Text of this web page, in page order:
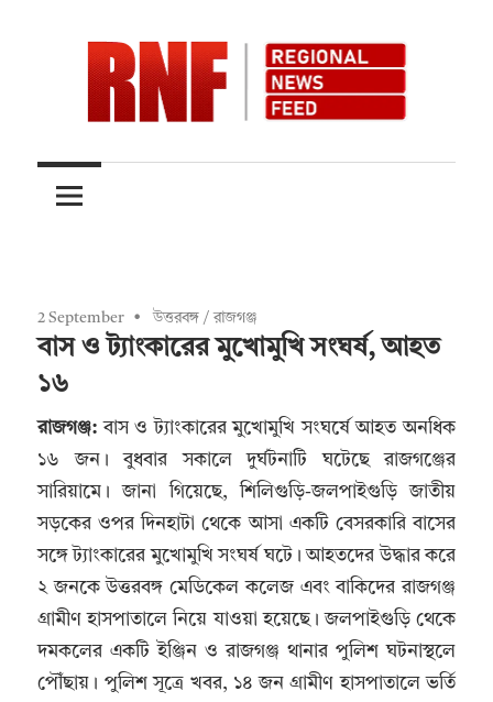
content
RNFnews.in
over
Quantity
2 September উত্তরবঙ্গ /রাজগঞ্জ
বাস ও ট্যাংকারের মুখোমুখি সংঘর্ষ, আহত
১৬
রাজগঞ্জ: বাস ও ট্যাংকারের মুখোমুখি সংঘর্ষে আহত অনধিক
১৬ জন। বুধবার সকালে দুর্ঘটনাটি ঘটেছে রাজগঞ্জের
সারিয়ামে। জানা গিয়েছে, শিলিগুড়ি-জলপাইগুড়ি জাতীয়
সড়কের ওপর দিনহাটা থেকে আসা একটি বেসরকারি বাসের
সঙ্গে ট্যাংকারের মুখোমুখি সংঘর্ষ ঘটে। আহতদের উদ্ধার করে
২ জনকে উত্তরবঙ্গ মেডিকেল কলেজ এবং বাকিদের রাজগঞ্জ
গ্রামীণ হাসপাতালে নিয়ে যাওয়া হয়েছে। জলপাইগুড়ি থেকে
দমকলের একটি ইঞ্জিন ও রাজগঞ্জ থানার পুলিশ ঘটনাস্থলে
পৌঁছায়। পুলিশ সূত্রে খবর, ১৪ জন গ্রামীণ হাসপাতালে ভর্তি